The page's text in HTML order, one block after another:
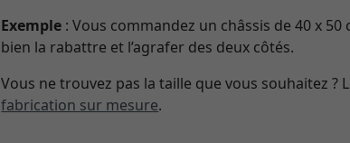
Exemple : Vous commandez un châssis de 40 x
bien la rabattre et l’agrafer des deux côtés.
Vous ne trouvez pas la taille que vous souhaitez ?
fabrication sur mesure.